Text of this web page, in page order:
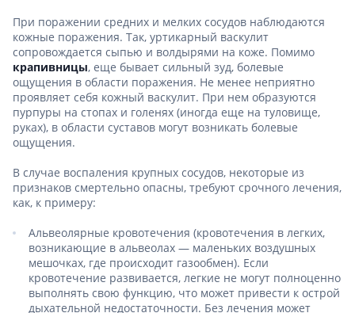
При поражении средних и мелких сосудов наблюдаются
кожные поражения. Так, уртикарный васкулит
сопровождается сыпью и волдырями на коже. Помимо
крапивницы, еще бывает сильный зуд, болевые
ощущения в области поражения. Не менее неприятно
проявляет себя кожный васкулит. При нем образуются
пурпуры на стопах и голенях (иногда еще на туловище,
руках), в области суставов могут возникать болевые
ощущения.
В случае воспаления крупных сосудов, некоторые из
признаков смертельно опасны, требуют срочного лечения,
как, к примеру:
Альвеолярные кровотечения (кровотечения в легких,
возникающие в альвеолах — маленьких воздушных
мешочках, где происходит газообмен). Если
кровотечение развивается, легкие не могут полноценно
выполнять свою функцию, что может привести к острой
дыхательной недостаточности. Без лечения может